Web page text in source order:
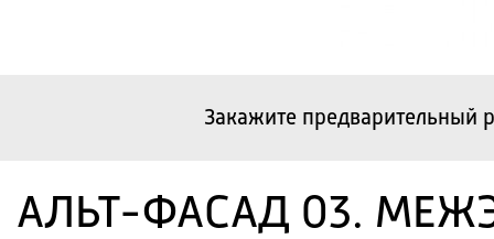
Закажите предварительный
АЛЬТ-ФАСАД 03.